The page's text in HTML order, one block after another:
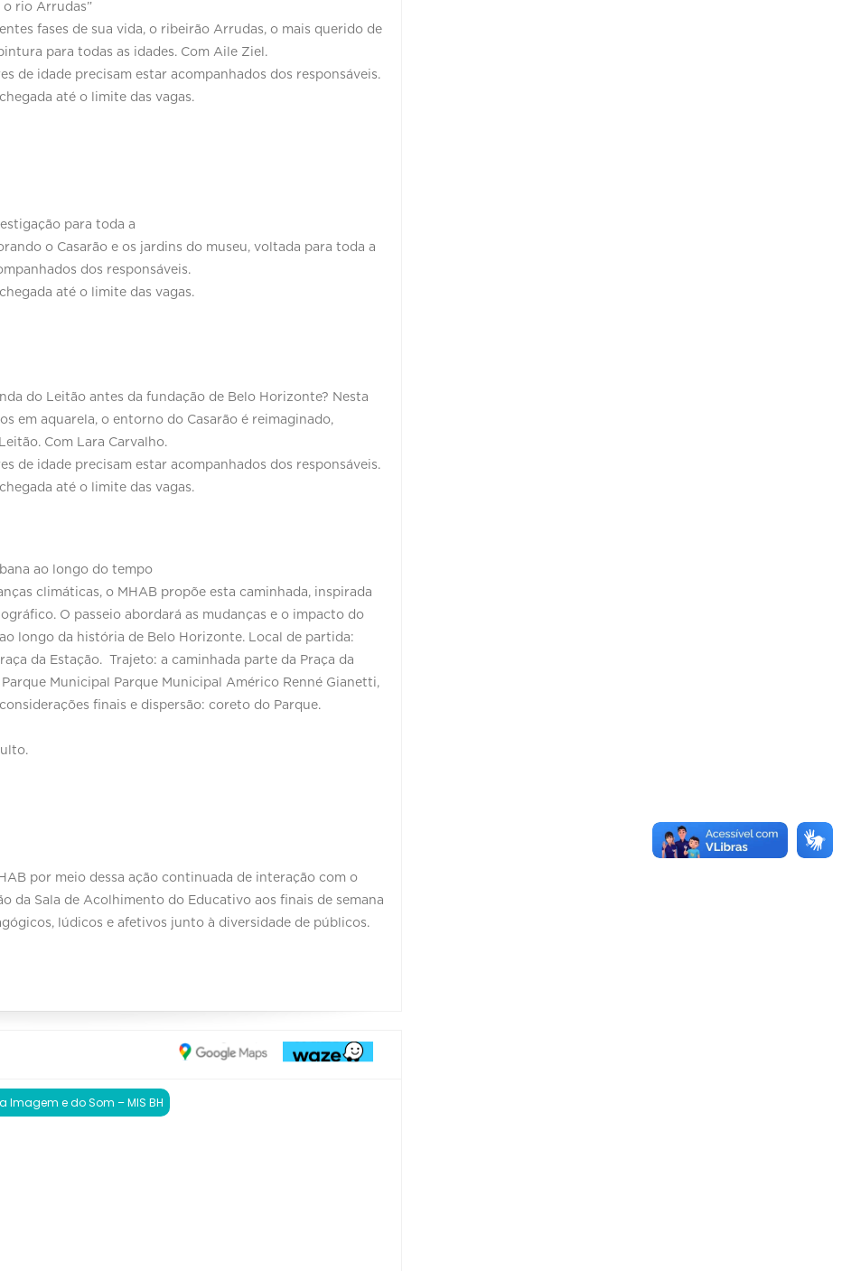
rio Arrudas”
fases de sua vida, o ribeirão Arrudas, o mais querido de
para todas as idades. Com Aile Ziel.
de idade precisam estar acompanhados dos responsáveis.
até o limite das vagas.
para toda a
o Casarão e os jardins do museu, voltada para toda a
dos responsáveis.
até o limite das vagas.
do Leitão antes da fundação de Belo Horizonte? Nesta
em aquarela, o entorno do Casarão é reimaginado,
Com Lara Carvalho.
de idade precisam estar acompanhados dos responsáveis.
até o limite das vagas.
ao longo do tempo
climáticas, o MHAB propõe esta caminhada, inspirada
O passeio abordará as mudanças e o impacto do
longo da história de Belo Horizonte. Local de partida:
da Estação. Trajeto: a caminhada parte da Praça da
Municipal Parque Municipal Américo Renné Gianetti,
finais e dispersão: coreto do Parque.
por meio dessa ação continuada de interação com o
da Sala de Acolhimento do Educativo aos finais de semana
lúdicos e afetivos junto à diversidade de públicos.
Imagem e do Som – MIS BH